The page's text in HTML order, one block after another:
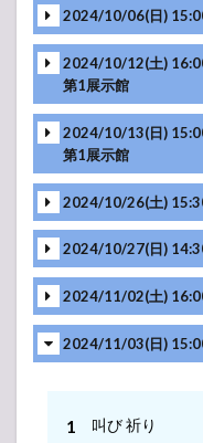
ライブレポ・詳
ライブレポ・詳細
メンバー紹介
ライブレポ・詳細
メンバー紹介
ライブレポ・詳細
-アンコール-
メンバー紹介
ライブレポ・詳
-アンコール-
メンバー紹介
ライブレポ・詳
MC
-アンコール-
メンバー紹介
ライブレポ・詳
MC
MC
-アンコール-
メンバー紹介
MC
MC
-アンコール-
MC
MC
-アンコール-
MC
MC
-アンコール-
MC
MC
MC
MC
MC
MC
MC
2024/10/06(日)
MC
2024/10/12(土)
第1展示館
MC
2024/10/13(日)
第1展示館
MC
2024/10/26(土)
2024/10/27(日)
2024/11/02(土)
2024/11/03(日)
叫び 祈り